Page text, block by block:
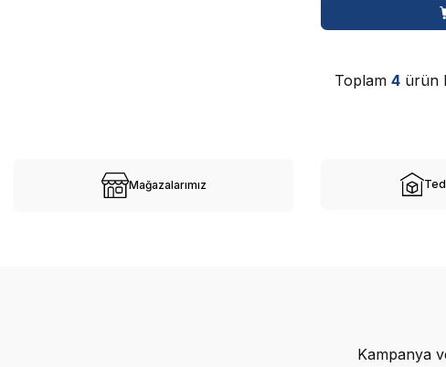
Toplam 4 ürün
Mağazalarımız
Kampanya